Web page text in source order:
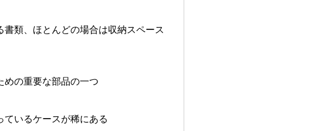
類、ほとんどの場合は収納スペース
の重要な部品の一つ
いるケースが稀にある